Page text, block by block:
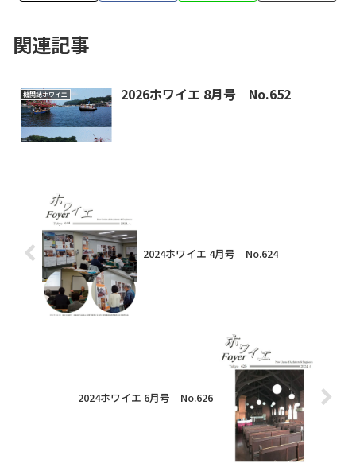
関連記事
機関誌ホワイエ 2026ホワイエ 8月号 No.652
2024ホワイエ 4月号 No.624
2024ホワイエ 6月号 No.626